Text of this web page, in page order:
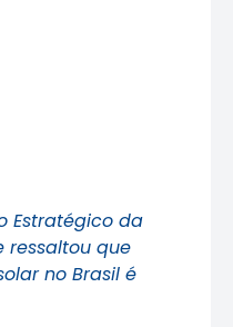
Estratégico da
ressaltou que
no Brasil é